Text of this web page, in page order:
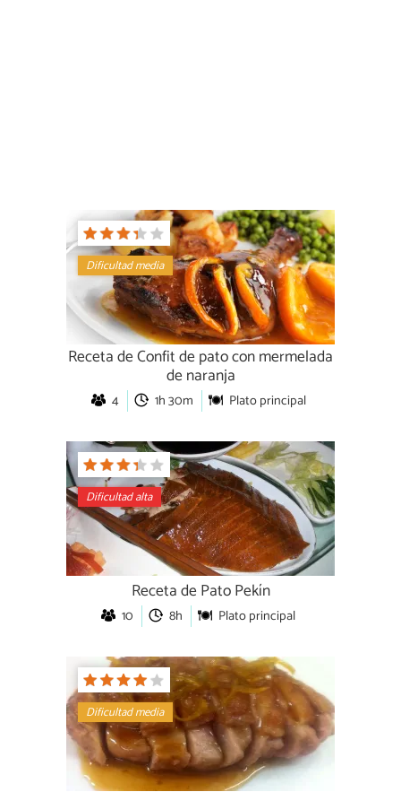
Dificultad media
Receta de Confit de pato con mermelada
de naranja
4 1h 30m Plato principal
Dificultad alta
Receta de Pato Pekín
10 8h Plato principal
Dificultad media